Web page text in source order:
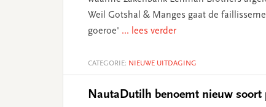
Weil Gotshal & Manges gaat de
goeroe' ... lees verder
CATEGORIE: NIEUWE UITDAGING
NautaDutilh benoemt nieuw soort